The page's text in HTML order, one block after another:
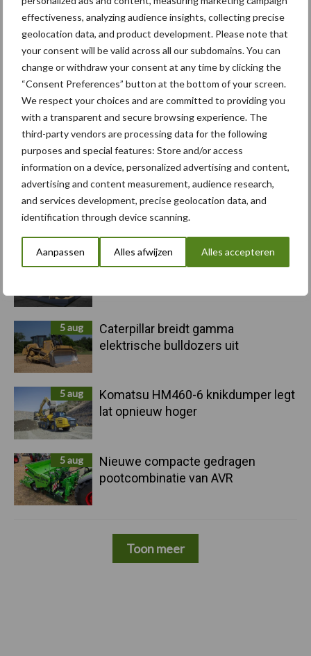
effectiveness, analyzing audience insights, collecting precise
geolocation data, and product development. Please note that
your consent will be valid across all our subdomains. You can
change or withdraw your consent at any time by clicking the
“Consent Preferences” button at the bottom of your screen.
We respect your choices and are committed to providing you
with a transparent and secure browsing experience. The
third-party vendors are processing data for the following
purposes and special features: Store and/or access
information on a device, personalized advertising and content,
advertising and content measurement, audience research,
and services development, precise geolocation data, and
identification through device scanning.
Aanpassen Alles afwijzen Alles accepteren
Primaire
Sidebar
Recent nieuws Partner nieuws
6 aug
"Hoge verwachtingen van schijven
voor kouters"
Albourgh Tyres breidt uit naar
5 aug
Caterpillar breidt gamma
elektrische bulldozers uit
5 aug
Komatsu HM460-6 knikdumper legt
lat opnieuw hoger
5 aug
Nieuwe compacte gedragen
pootcombinatie van AVR
Toon meer
bemesting Gewas & ruwvoer
Toon meer